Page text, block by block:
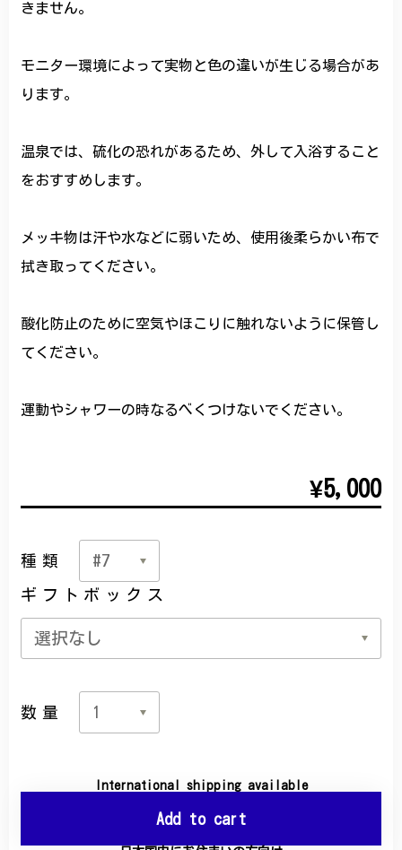
きません。
モニター環境によって実物と色の違いが生じる場合があ
ります。
温泉では、硫化の恐れがあるため、外して入浴すること
をおすすめします。
メッキ物は汗や水などに弱いため、使用後柔らかい布で
拭き取ってください。
酸化防止のために空気やほこりに触れないように保管し
てください。
運動やシャワーの時なるべくつけないでください。
¥5,000
種類
ギフトボックス
数量
International shipping available
Add to cart